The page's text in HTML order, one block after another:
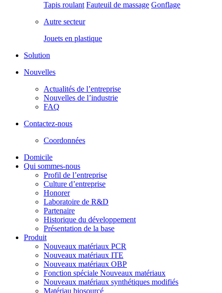
Tapis roulant Fauteuil de massage Gonflage
Autre secteur
Jouets en plastique
Solution
Nouvelles
Actualités de l’entreprise
Nouvelles de l’industrie
FAQ
Contactez-nous
Coordonnées
Domicile
Qui sommes-nous
Profil de l’entreprise
Culture d’entreprise
Honorer
Laboratoire de R&D
Partenaire
Historique du développement
Présentation de la base
Produit
Nouveaux matériaux PCR
Nouveaux matériaux ITE
Nouveaux matériaux OBP
Fonction spéciale Nouveaux matériaux
Nouveaux matériaux synthétiques modifiés
Matériau biosourcé